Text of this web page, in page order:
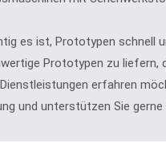
es ist, Prototypen schnell
Prototypen zu liefern,
erfahren
und unterstützen Sie